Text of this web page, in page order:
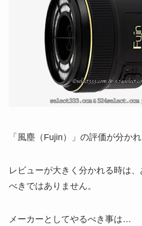
「風塵（Fujin）」の評価が分か
レビューが大きく分かれる時は
べきではありません。
メーカーとしてやるべき事は…